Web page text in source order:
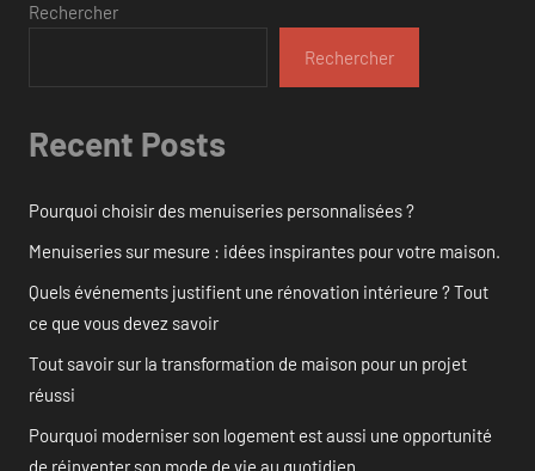
Rechercher
Rechercher
Recent Posts
Pourquoi choisir des menuiseries personnalisées ?
Menuiseries sur mesure : idées inspirantes pour votre maison.
Quels événements justifient une rénovation intérieure ? Tout
ce que vous devez savoir
Tout savoir sur la transformation de maison pour un projet
réussi
Pourquoi moderniser son logement est aussi une opportunité
de réinventer son mode de vie au quotidien